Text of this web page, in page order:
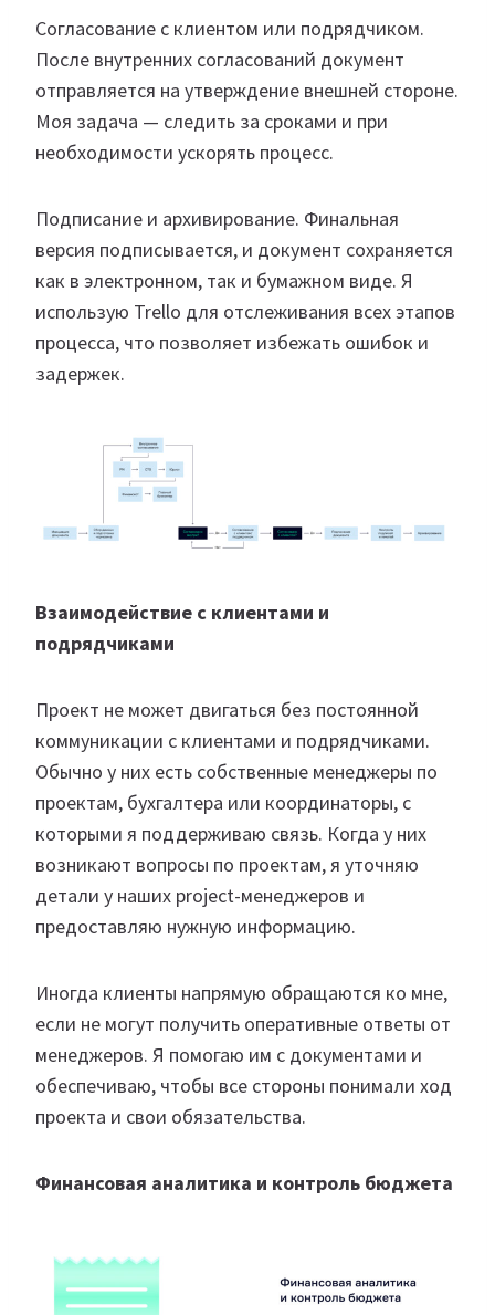
Согласование с клиентом или подрядчиком.
После внутренних согласований документ
отправляется на утверждение внешней стороне.
Моя задача — следить за сроками и при
необходимости ускорять процесс.
Подписание и архивирование. Финальная
версия подписывается, и документ сохраняется
как в электронном, так и бумажном виде. Я
использую Trello для отслеживания всех этапов
процесса, что позволяет избежать ошибок и
задержек.
Взаимодействие с клиентами и
подрядчиками
Проект не может двигаться без постоянной
коммуникации с клиентами и подрядчиками.
Обычно у них есть собственные менеджеры по
проектам, бухгалтера или координаторы, с
которыми я поддерживаю связь. Когда у них
возникают вопросы по проектам, я уточняю
детали у наших project-менеджеров и
предоставляю нужную информацию.
Иногда клиенты напрямую обращаются ко мне,
если не могут получить оперативные ответы от
менеджеров. Я помогаю им с документами и
обеспечиваю, чтобы все стороны понимали ход
проекта и свои обязательства.
Финансовая аналитика и контроль бюджета